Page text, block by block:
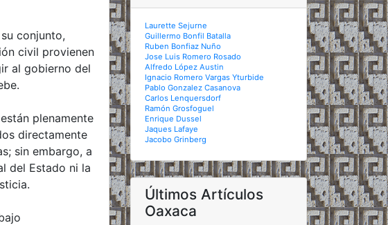
conjunto,
civil provienen
al gobierno del
plenamente
directamente
sin embargo, a
del Estado ni la
Laurette Sejurne
Guillermo Bonfil Batalla
Ruben Bonfiaz Nuño
Jose Luis Romero Rosado
Alfredo López Austin
Ignacio Romero Vargas Yturbide
Pablo Gonzalez Casanova
Carlos Lenquersdorf
Ramón Grosfoguel
Enrique Dussel
Jaques Lafaye
Jacobo Grinberg
Últimos Artículos
Oaxaca